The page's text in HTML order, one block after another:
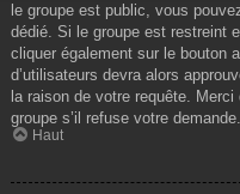
le groupe est public, vous
dédié. Si le groupe est restreint
cliquer également sur le bouton
d’utilisateurs devra alors
la raison de votre requête.
groupe s’il refuse votre demande.
Haut